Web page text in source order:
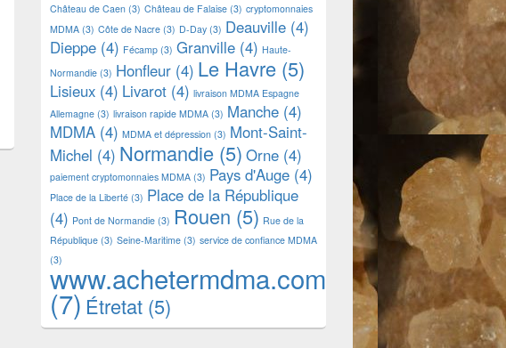
Château de Caen (3) Château de Falaise (3) cryptomonnaies
MDMA (3) Côte de Nacre (3) D-Day (3) Deauville (4)
Dieppe (4) Fécamp (3) Granville (4) Haute-
Normandie (3) Honfleur (4) Le Havre (5)
Lisieux (4) Livarot (4) livraison MDMA Espagne
Allemagne (3) livraison rapide MDMA (3) Manche (4)
MDMA (4) MDMA et dépression (3) Mont-Saint-
Michel (4) Normandie (5) Orne (4)
paiement cryptomonnaies MDMA (3) Pays d'Auge (4)
Place de la Liberté (3) Place de la République
(4) Pont de Normandie (3) Rouen (5) Rue de la
République (3) Seine-Maritime (3) service de confiance MDMA
(3)
www.achetermdma.com
(7)Étretat (5)